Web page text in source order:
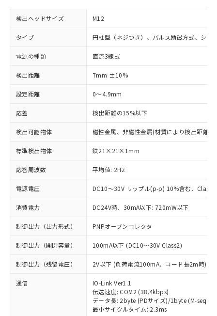
検出ヘッドサイズ M12
タイプ 円柱型（ネジつき）、パルス励磁方式、シー
電源の種類 直流3線式
検出距離 7mm ±10%
設定距離 0～4.9mm
応差 検出距離の15%以下
検出可能物体 磁性金属、非磁性金属(材質により検出距離が
標準検出物体 鉄21×21×1mm
応答周波数 平均値: 2Hz
電源電圧 DC10～30V リップル(p-p) 10%含む、Class2
消費電力 DC24V時、30mA以下: 720mW以下
制御出力（出力形式） PNPオープンコレクタ
制御出力（開閉容量） 100mA以下 (DC10～30V Class2)
制御出力（残留電圧） 2V以下 (負荷電流100mA、コード長2m時)
通信
IO-Link Ver1.1
伝送速度: COM2 (38.4kbps)
データ長: 2byte (PDサイズ)/1byte (M-
最小サイクルタイム: 2.3ms